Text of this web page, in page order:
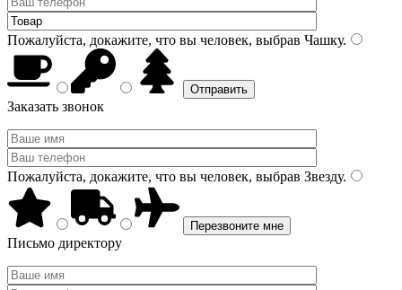
Пожалуйста, докажите, что вы человек, выбрав Чашку.
Заказать звонок
Пожалуйста, докажите, что вы человек, выбрав Звезду.
Письмо директору